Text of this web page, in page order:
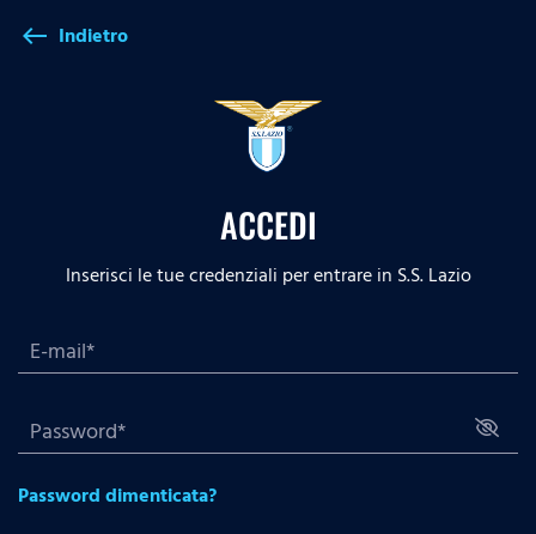
west Indietro
ACCEDI
Inserisci le tue credenziali per entrare in S.S. Lazio
Password dimenticata?